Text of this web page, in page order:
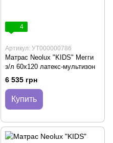
4
Артикул: УТ000000786
Матрас Neolux "KIDS" Мегги
з/л 60х120 латекс-мультизон
6 535 грн
Купить